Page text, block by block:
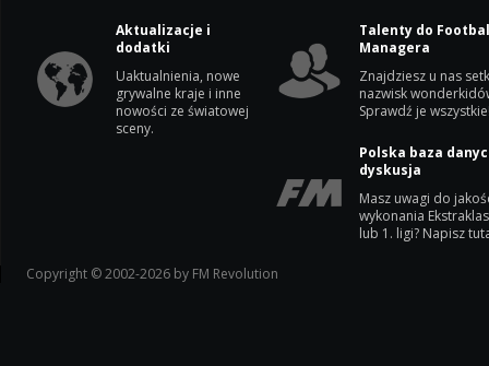
Aktualizacje i
dodatki
Uaktualnienia, nowe
grywalne kraje i inne
nowości ze światowej
sceny.
Talenty do
Managera
Znajdziesz u nas
nazwisk
Sprawdź je
Polska baza
dyskusja
Masz uwagi do
wykonania
lub 1. ligi? Napisz
Copyright © 2002-2026 by FM Revolution